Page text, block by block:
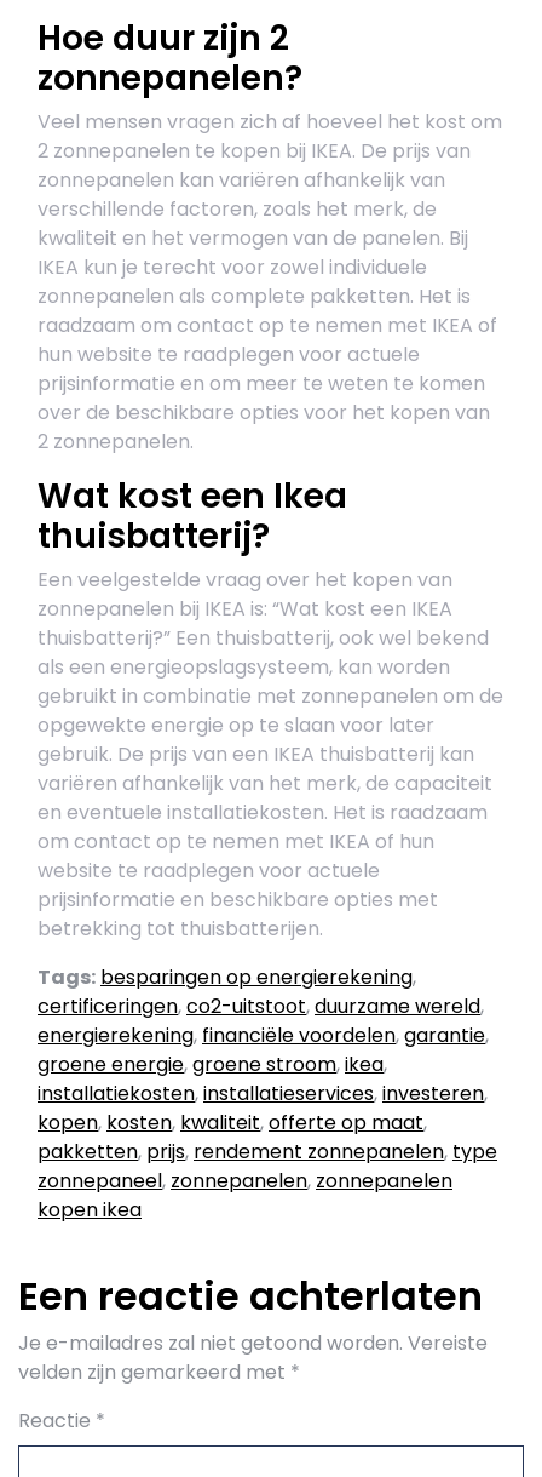
Hoe duur zijn 2
zonnepanelen?
Veel mensen vragen zich af hoeveel het kost om
2 zonnepanelen te kopen bij IKEA. De prijs van
zonnepanelen kan variëren afhankelijk van
verschillende factoren, zoals het merk, de
kwaliteit en het vermogen van de panelen. Bij
IKEA kun je terecht voor zowel individuele
zonnepanelen als complete pakketten. Het is
raadzaam om contact op te nemen met IKEA of
hun website te raadplegen voor actuele
prijsinformatie en om meer te weten te komen
over de beschikbare opties voor het kopen van
2 zonnepanelen.
Wat kost een Ikea
thuisbatterij?
Een veelgestelde vraag over het kopen van
zonnepanelen bij IKEA is: “Wat kost een IKEA
thuisbatterij?” Een thuisbatterij, ook wel bekend
als een energieopslagsysteem, kan worden
gebruikt in combinatie met zonnepanelen om de
opgewekte energie op te slaan voor later
gebruik. De prijs van een IKEA thuisbatterij kan
variëren afhankelijk van het merk, de capaciteit
en eventuele installatiekosten. Het is raadzaam
om contact op te nemen met IKEA of hun
website te raadplegen voor actuele
prijsinformatie en beschikbare opties met
betrekking tot thuisbatterijen.
Tags: besparingen op energierekening,
certificeringen,co2-uitstoot,duurzame wereld,
energierekening, financiële voordelen,garantie,
groene energie,groene stroom,ikea,
installatiekosten,installatieservices,investeren,
kopen, kosten, kwaliteit,offerte op maat,
pakketten, prijs, rendement zonnepanelen, type
zonnepaneel, zonnepanelen, zonnepanelen
kopen ikea
Een reactie achterlaten
Je e-mailadres zal niet getoond worden. Vereiste
velden zijn gemarkeerd met *
Reactie *